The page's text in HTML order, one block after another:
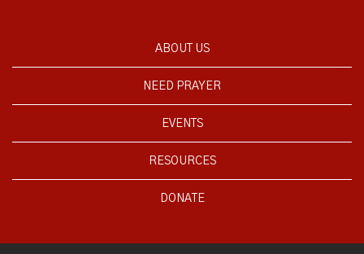
ABOUT US
NEED PRAYER
EVENTS
RESOURCES
DONATE